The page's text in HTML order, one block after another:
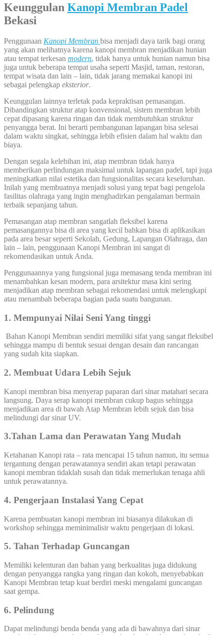
Keunggulan Kanopi Membran Padel
Bekasi
Penggunaan Kanopi Membran bisa menjadi daya tarik bagi orang
yang akan melihatnya karena kanopi membran menjadikan hunian
atau tempat terkesan modern, tidak hanya untuk hunian namun bisa
juga untuk beberapa tempat usaha seperti Masjid, taman, restoran,
tempat wisata dan lain – lain, tidak jarang memakai kanopi ini
sebagai pelengkap eksterior.
Keunggulan lainnya terletak pada kepraktisan pemasangan.
Dibandingkan struktur atap konvensional, sistem membran lebih
cepat dipasang karena ringan dan tidak membutuhkan struktur
penyangga berat. Ini berarti pembangunan lapangan bisa selesai
dalam waktu singkat, sehingga lebih efisien dalam hal waktu dan
biaya.
Dengan segala kelebihan ini, atap membran tidak hanya
memberikan perlindungan maksimal untuk lapangan padel, tapi juga
meningkatkan nilai estetika dan fungsionalitas secara keseluruhan.
Inilah yang membuatnya menjadi solusi yang tepat bagi pengelola
fasilitas olahraga yang ingin menghadirkan pengalaman bermain
terbaik sepanjang tahun.
Pemasangan atap membran sangatlah fleksibel karena
pemasangannya bisa di area yang kecil bahkan bisa di aplikasikan
pada area besar seperti Sekolah, Gedung, Lapangan Olahraga, dan
lain – lain, penggunaan Kanopi Membran ini sangat di
rekomendasikan untuk Anda.
Penggunaannya yang fungsional juga memasang tenda membran ini
menambahkan kesan modern, para arsitektur masa kini sering
menjadikan atap membran sebagai rekomendasi untuk melengkapi
atau menambah beberapa bagian pada suatu bangunan.
1. Mempunyai Nilai Seni Yang tinggi
Bahan Kanopi Membran sendiri memiliki sifat yang sangat fleksibel
sehingga mampu di bentuk sesuai dengan desain dan rancangan
yang sudah kita siapkan.
2. Membuat Udara Lebih Sejuk
Kanopi membran bisa menyerap paparan dari sinar matahari secara
langsung. Daya serap kanopi membran cukup bagus sehingga
menjadikan area di bawah Atap Membran lebih sejuk dan bisa
melindungi dar sinar UV.
3.Tahan Lama dan Perawatan Yang Mudah
Ketahanan Kanopi rata – rata mencapai 15 tahun namun, itu semua
tergantung dengan perawatannya sendiri akan tetapi perawatan
kanopi membran tidaklah susah dan tidak memerlukan tenaga ahli
untuk perawatannya.
4. Pengerjaan Instalasi Yang Cepat
Karena pembuatan kanopi membran ini biasanya dilakukan di
workshop sehingga meminimalisir waktu pengerjaan di lokasi.
5. Tahan Terhadap Guncangan
Memiliki kelenturan dan bahan yang berkualitas juga didukung
dengan penyangga rangka yang ringan dan kokoh, menyebabkan
Kanopi Membran tetap kuat berdiri meski mengalami guncangan
saat gempa.
6. Pelindung
Dapat melindungi benda benda yang ada di bawahnya dari sinar